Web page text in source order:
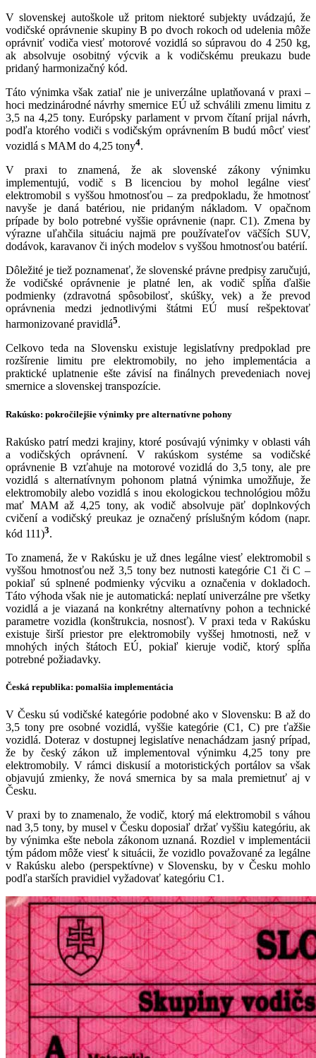
V slovenskej autoškole už pritom niektoré subjekty uvádzajú, že
vodičské oprávnenie skupiny B po dvoch rokoch od udelenia môže
oprávniť vodiča viesť motorové vozidlá so súpravou do 4 250 kg,
ak absolvuje osobitný výcvik a k vodičskému preukazu bude
pridaný harmonizačný kód.
Táto výnimka však zatiaľ nie je univerzálne uplatňovaná v praxi –
hoci medzinárodné návrhy smernice EÚ už schválili zmenu limitu z
3,5 na 4,25 tony. Európsky parlament v prvom čítaní prijal návrh,
podľa ktorého vodiči s vodičským oprávnením B budú môcť viesť
vozidlá s MAM do 4,25 tony4.
V praxi to znamená, že ak slovenské zákony výnimku
implementujú, vodič s B licenciou by mohol legálne viesť
elektromobil s vyššou hmotnosťou – za predpokladu, že hmotnosť
navyše je daná batériou, nie pridaným nákladom. V opačnom
prípade by bolo potrebné vyššie oprávnenie (napr. C1). Zmena by
výrazne uľahčila situáciu najmä pre používateľov väčších SUV,
dodávok, karavanov či iných modelov s vyššou hmotnosťou batérií.
Dôležité je tiež poznamenať, že slovenské právne predpisy zaručujú,
že vodičské oprávnenie je platné len, ak vodič spĺňa ďalšie
podmienky (zdravotná spôsobilosť, skúšky, vek) a že prevod
oprávnenia medzi jednotlivými štátmi EÚ musí rešpektovať
harmonizované pravidlá5.
Celkovo teda na Slovensku existuje legislatívny predpoklad pre
rozšírenie limitu pre elektromobily, no jeho implementácia a
praktické uplatnenie ešte závisí na finálnych prevedeniach novej
smernice a slovenskej transpozície.
Rakúsko: pokročilejšie výnimky pre alternatívne pohony
Rakúsko patrí medzi krajiny, ktoré posúvajú výnimky v oblasti váh
a vodičských oprávnení. V rakúskom systéme sa vodičské
oprávnenie B vzťahuje na motorové vozidlá do 3,5 tony, ale pre
vozidlá s alternatívnym pohonom platná výnimka umožňuje, že
elektromobily alebo vozidlá s inou ekologickou technológiou môžu
mať MAM až 4,25 tony, ak vodič absolvuje päť doplnkových
cvičení a vodičský preukaz je označený príslušným kódom (napr.
kód 111)3.
To znamená, že v Rakúsku je už dnes legálne viesť elektromobil s
vyššou hmotnosťou než 3,5 tony bez nutnosti kategórie C1 či C –
pokiaľ sú splnené podmienky výcviku a označenia v dokladoch.
Táto výhoda však nie je automatická: neplatí univerzálne pre všetky
vozidlá a je viazaná na konkrétny alternatívny pohon a technické
parametre vozidla (konštrukcia, nosnosť). V praxi teda v Rakúsku
existuje širší priestor pre elektromobily vyššej hmotnosti, než v
mnohých iných štátoch EÚ, pokiaľ kieruje vodič, ktorý spĺňa
potrebné požiadavky.
Česká republika: pomalšia implementácia
V Česku sú vodičské kategórie podobné ako v Slovensku: B až do
3,5 tony pre osobné vozidlá, vyššie kategórie (C1, C) pre ťažšie
vozidlá. Doteraz v dostupnej legislatíve nenachádzam jasný prípad,
že by český zákon už implementoval výnimku 4,25 tony pre
elektromobily. V rámci diskusií a motoristických portálov sa však
objavujú zmienky, že nová smernica by sa mala premietnuť aj v
Česku.
V praxi by to znamenalo, že vodič, ktorý má elektromobil s váhou
nad 3,5 tony, by musel v Česku doposiaľ držať vyššiu kategóriu, ak
by výnimka ešte nebola zákonom uznaná. Rozdiel v implementácii
tým pádom môže viesť k situácii, že vozidlo považované za legálne
v Rakúsku alebo (perspektívne) v Slovensku, by v Česku mohlo
podľa starších pravidiel vyžadovať kategóriu C1.